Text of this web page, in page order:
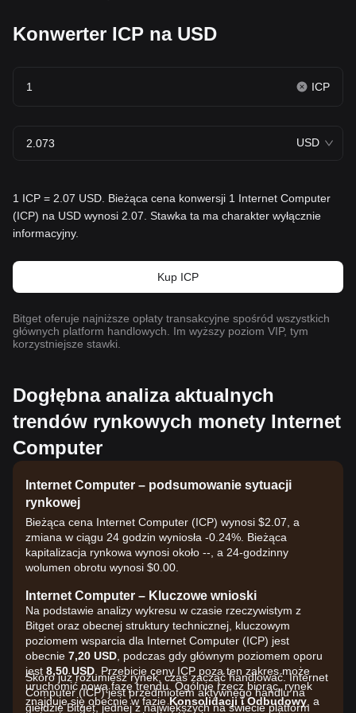
Konwerter ICP na USD
ICP
USD
1 ICP = 2.07 USD. Bieżąca cena konwersji 1 Internet Computer
(ICP) na USD wynosi 2.07. Stawka ta ma charakter wyłącznie
informacyjny.
Kup ICP
Bitget oferuje najniższe opłaty transakcyjne spośród wszystkich
głównych platform handlowych. Im wyższy poziom VIP, tym
korzystniejsze stawki.
Dogłębna analiza aktualnych
trendów rynkowych monety Internet
Computer
Internet Computer – podsumowanie sytuacji
rynkowej
Bieżąca cena Internet Computer (ICP) wynosi $2.07, a
zmiana w ciągu 24 godzin wyniosła -0.24%. Bieżąca
kapitalizacja rynkowa wynosi około --, a 24-godzinny
wolumen obrotu wynosi $0.00.
Internet Computer – Kluczowe wnioski
Na podstawie analizy wykresu w czasie rzeczywistym z
Bitget oraz obecnej struktury technicznej, kluczowym
poziomem wsparcia dla Internet Computer (ICP) jest
obecnie 7,20 USD , podczas gdy głównym poziomem oporu
jest 8,50 USD . Przebicie ceny ICP poza ten zakres może
uruchomić nową fazę trendu. Ogólnie rzecz biorąc, rynek
znajduje się obecnie w fazieKonsolidacji i Odbudowy , a
Skoro już rozumiesz rynek, czas zacząć handlować. Internet
Computer (ICP) jest przedmiotem aktywnego handlu na
giełdzie Bitget, jednej z największych na świecie platform